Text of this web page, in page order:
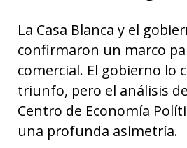
La Casa Blanca y el
confirmaron un marco
comercial. El gobierno lo
triunfo, pero el análisis
Centro de Economía
una profunda asimetría.